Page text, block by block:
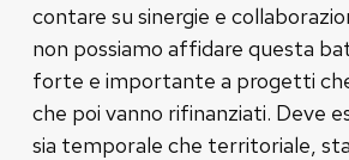
contare su sinergie e
non possiamo affidare questa
forte e importante a progetti
che poi vanno rifinanziati. Deve
sia temporale che territoriale,